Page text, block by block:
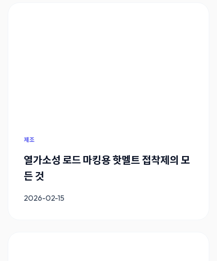
제조
열가소성 로드 마킹용 핫멜트 접착제의 모
든 것
2026-02-15